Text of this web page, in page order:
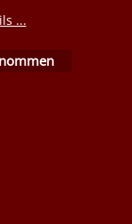
Shop Software.
...